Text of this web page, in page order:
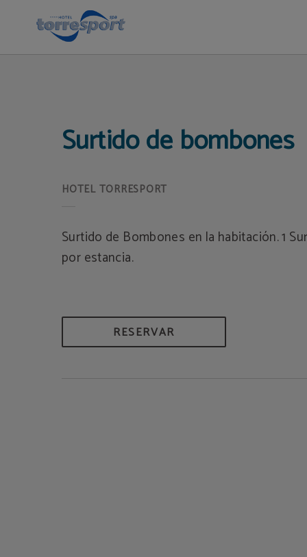
Surtido De Bombones del Hotel Torresport en Torrelavega. Web Oficial.
Surtido de bombones
Surtido de Bombones en la habitación. 1
por estancia.
RESERVAR